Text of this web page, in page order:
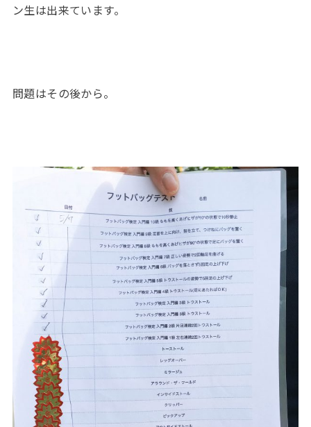
ン生は出来ています。
問題はその後から。